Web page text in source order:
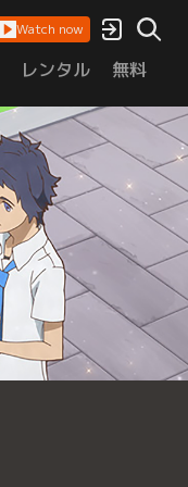
Watch now
レンタル 無料